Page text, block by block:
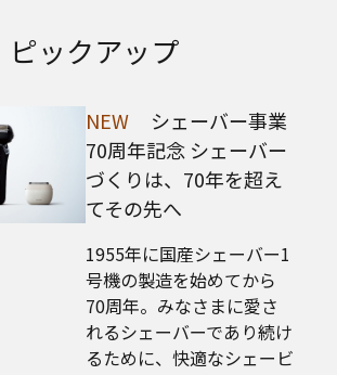
ピックアップ
NEW
シェーバー事業
70周年記念 シェーバー
づくりは、70年を超え
てその先へ
1955年に国産シェーバー1
号機の製造を始めてから
70周年。みなさまに愛さ
れるシェーバーであり続け
るために、快適なシェービ